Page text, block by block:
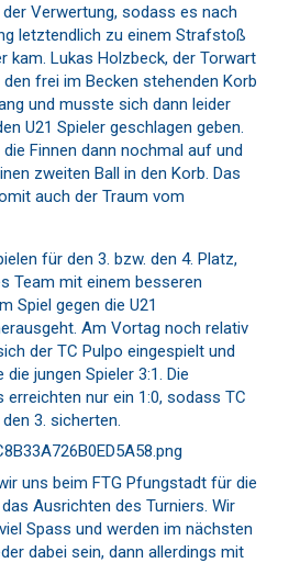
Verwertung, sodass es nach
letztendlich zu einem Strafstoß
kam. Lukas Holzbeck, der Torwart
frei im Becken stehenden Korb
und musste sich dann leider
U21 Spieler geschlagen geben.
Finnen dann nochmal auf und
zweiten Ball in den Korb. Das
auch der Traum vom
für den 3. bzw. den 4. Platz,
Team mit einem besseren
Spiel gegen die U21
Am Vortag noch relativ
der TC Pulpo eingespielt und
jungen Spieler 3:1. Die
erreichten nur ein 1:0, sodass TC
3. sicherten.
uns beim FTG Pfungstadt für die
Ausrichten des Turniers. Wir
Spass und werden im nächsten
dabei sein, dann allerdings mit